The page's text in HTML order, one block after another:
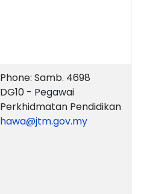
Phone: Samb. 4698
DG10 - Pegawai
Perkhidmatan Pendidikan
hawa@jtm.gov.my